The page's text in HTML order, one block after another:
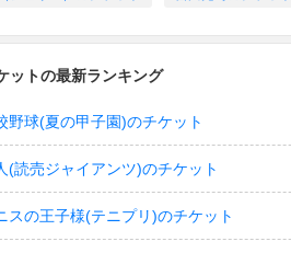
ットの最新ランキング
野球(夏の甲子園)のチケット
(読売ジャイアンツ)のチケット
スの王子様(テニプリ)のチケット